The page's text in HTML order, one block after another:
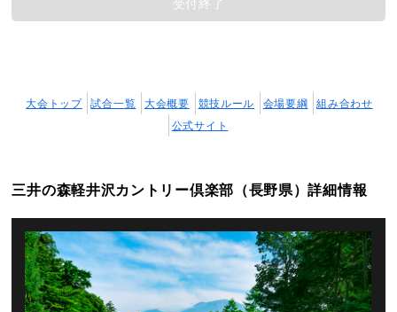
受付終了
大会トップ 試合一覧 大会概要 競技ルール 会場要綱
組み合わせ
公式サイト
三井の森軽井沢カントリー倶楽部（長野県）詳細情報